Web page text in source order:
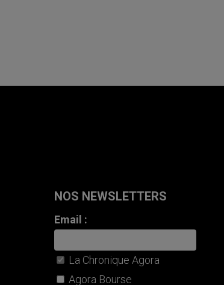
NOS NEWSLETTERS
Email :
La Chronique Agora
Agora Bourse